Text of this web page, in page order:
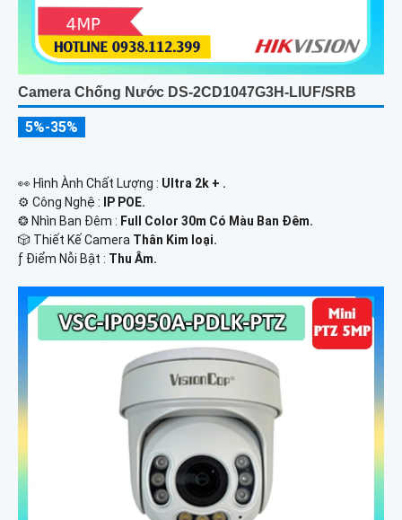
Camera Chống Nước DS-2CD1047G3H-LIUF/SRB
5%-35%
️👀 Hình Ành Chất Lượng : Ultra 2k + .
⚙ Công Nghệ :
IP POE.
❂ Nhìn Ban Đêm : Full Color 30m Có Màu Ban Ðêm.
🎲 Thiết Kế Camera Thân Kim loại.
️ƒ Điểm Nỗi Bật : Thu Âm.